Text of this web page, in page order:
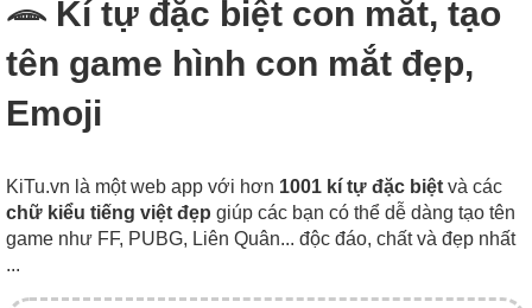
𓂎 Kí tự đặc biệt con mắt, tạo
tên game hình con mắt đẹp,
Emoji
KiTu.vn là một web app với hơn 1001 kí tự đặc biệt và các
chữ kiểu tiếng việt đẹp giúp các bạn có thể dễ dàng tạo tên
game như FF, PUBG, Liên Quân... độc đáo, chất và đẹp nhất
...